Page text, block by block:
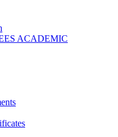
ACADEMIC